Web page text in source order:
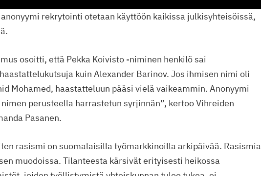
rekrytointi otetaan käyttöön kaikissa julkisyhteisöissä,
osoitti, että Pekka Koivisto -niminen henkilö sai
kuin Alexander Barinov. Jos ihmisen nimi oli
Mohamed, haastatteluun pääsi vielä vaikeammin. Anonyymi
perusteella harrastetun syrjinnän”, kertoo Vihreiden
Pasanen.
rasismi on suomalaisilla työmarkkinoilla arkipäivää. Rasismia
muodoissa. Tilanteesta kärsivät erityisesti heikossa